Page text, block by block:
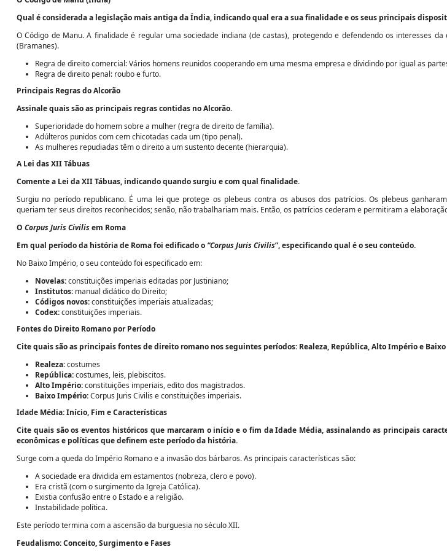
Qual é considerada a legislação mais antiga da Índia, indicando qual era a sua finalidade e os seus principais
O Código de Manu. A finalidade é regular uma sociedade indiana (de castas), protegendo e defendendo os interesses da
(Bramanes).
Regra de direito comercial: Vários homens reunidos cooperando em uma mesma empresa e dividindo por igual as
Regra de direito penal: roubo e furto.
Principais Regras do Alcorão
Assinale quais são as principais regras contidas no Alcorão.
Superioridade do homem sobre a mulher (regra de direito de família).
Adúlteros punidos com cem chicotadas cada um (tipo penal).
As mulheres repudiadas têm o direito a um sustento decente (hierarquia).
A Lei das XII Tábuas
Comente a Lei da XII Tábuas, indicando quando surgiu e com qual finalidade.
Surgiu no período republicano. É uma lei que protege os plebeus contra os abusos dos patrícios. Os plebeus
queriam ter seus direitos reconhecidos; senão, não trabalhariam mais. Então, os patrícios cederam e permitiram a
O Corpus Juris Civilisem Roma
Em qual período da história de Roma foi edificado o“Corpus Juris Civilis”, especificando qual é o seu conteúdo.
No Baixo Império, o seu conteúdo foi especificado em:
Novelas:constituições imperiais editadas por Justiniano;
Institutos: manual didático do Direito;
Códigos novos:constituições imperiais atualizadas;
Codex:constituições imperiais.
Fontes do Direito Romano por Período
Cite quais são as principais fontes de direito romano nos seguintes períodos: Realeza, República, Alto Império e
Realeza:costumes
República:costumes, leis, plebiscitos.
Alto Império:constituições imperiais, edito dos magistrados.
Baixo Império:Corpus Juris Civilis e constituições imperiais.
Idade Média: Início, Fim e Características
Cite quais são os eventos históricos que marcaram o início e o fim da Idade Média, assinalando as principais
econômicas e políticas que definem este período da história.
Surge com a queda do Império Romano e a invasão dos bárbaros. As principais características são:
A sociedade era dividida em estamentos (nobreza, clero e povo).
Era cristã (com o surgimento da Igreja Católica).
Existia confusão entre o Estado e a religião.
Instabilidade política.
Este período termina com a ascensão da burguesia no século XII.
Feudalismo: Conceito, Surgimento e Fases